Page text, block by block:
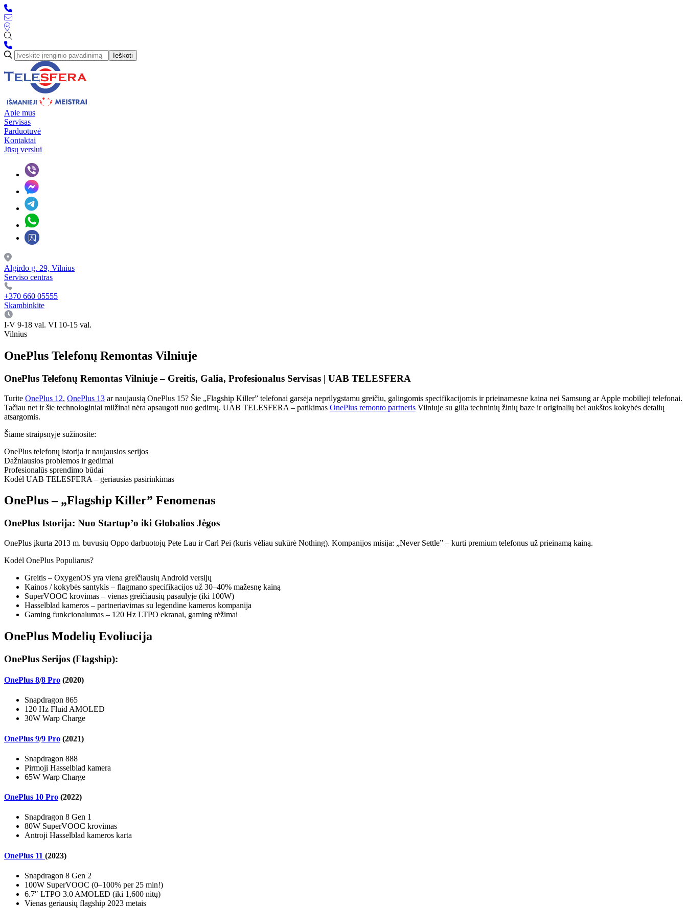
Ieškoti
Apie mus
Servisas
Parduotuvė
Kontaktai
Jūsų verslui
Algirdo g. 29, Vilnius
Serviso centras
+370 660 05555
Skambinkite
I-V 9-18 val. VI 10-15 val.
Vilnius
OnePlus Telefonų Remontas Vilniuje
OnePlus Telefonų Remontas Vilniuje – Greitis, Galia, Profesionalus Servisas | UAB TELESFERA
Turite OnePlus 12, OnePlus 13 ar naujausią OnePlus 15? Šie „Flagship Killer” telefonai garsėja neprilygstamu greičiu, galingomis specifikacijomis ir prieinamesne kaina nei Samsung ar Apple mobilieji telefonai.
Tačiau net ir šie technologiniai milžinai nėra apsaugoti nuo gedimų. UAB TELESFERA – patikimas OnePlus remonto partneris Vilniuje su gilia techninių žinių baze ir originalių bei aukštos kokybės detalių
atsargomis.
Šiame straipsnyje sužinosite:
OnePlus telefonų istorija ir naujausios serijos
Dažniausios problemos ir gedimai
Profesionalūs sprendimo būdai
Kodėl UAB TELESFERA – geriausias pasirinkimas
OnePlus – „Flagship Killer” Fenomenas
OnePlus Istorija: Nuo Startup’o iki Globalios Jėgos
OnePlus įkurta 2013 m. buvusių Oppo darbuotojų Pete Lau ir Carl Pei (kuris vėliau sukūrė Nothing). Kompanijos misija: „Never Settle” – kurti premium telefonus už prieinamą kainą.
Kodėl OnePlus Populiarus?
Greitis – OxygenOS yra viena greičiausių Android versijų
Kainos / kokybės santykis – flagmano specifikacijos už 30–40% mažesnę kainą
SuperVOOC krovimas – vienas greičiausių pasaulyje (iki 100W)
Hasselblad kameros – partneriavimas su legendine kameros kompanija
Gaming funkcionalumas – 120 Hz LTPO ekranai, gaming rėžimai
OnePlus Modelių Evoliucija
OnePlus Serijos (Flagship):
OnePlus 8/8 Pro (2020)
Snapdragon 865
120 Hz Fluid AMOLED
30W Warp Charge
OnePlus 9/9 Pro (2021)
Snapdragon 888
Pirmoji Hasselblad kamera
65W Warp Charge
OnePlus 10 Pro (2022)
Snapdragon 8 Gen 1
80W SuperVOOC krovimas
Antroji Hasselblad kameros karta
OnePlus 11 (2023)
Snapdragon 8 Gen 2
100W SuperVOOC (0–100% per 25 min!)
6.7″ LTPO 3.0 AMOLED (iki 1,600 nitų)
Vienas geriausių flagship 2023 metais